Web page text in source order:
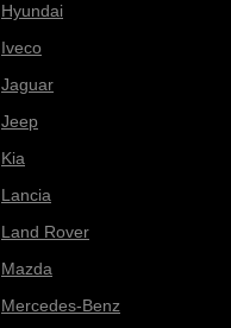
Hyundai
Iveco
Jaguar
Jeep
Kia
Lancia
Land Rover
Mazda
Mercedes-Benz